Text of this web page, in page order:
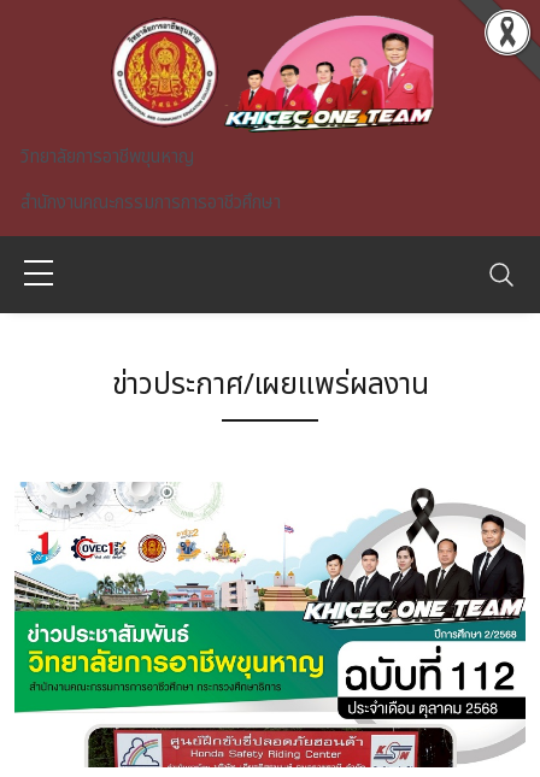
Skip to main content
วิทยาลัยการอาชีพขุนหาญ
สำนักงานคณะกรรมการการอาชีวศึกษา
ข่าวประกาศ/เผยแพร่ผลงาน